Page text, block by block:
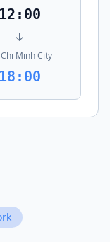
12:00
↓
Minh City
18:00